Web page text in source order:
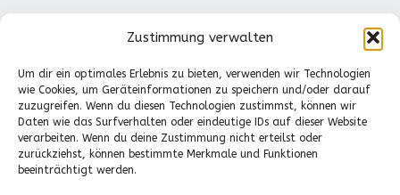
Zustimmung verwalten
Um dir ein optimales Erlebnis zu bieten, verwenden wir Technologien
wie Cookies, um Geräteinformationen zu speichern und/oder darauf
zuzugreifen. Wenn du diesen Technologien zustimmst, können wir
Daten wie das Surfverhalten oder eindeutige IDs auf dieser Website
verarbeiten. Wenn du deine Zustimmung nicht erteilst oder
zurückziehst, können bestimmte Merkmale und Funktionen
beeinträchtigt werden.
Waldkinder Ismaning e.V.
Dorfstraße 66
85737 Ismaning
Tel.: 089-41611244